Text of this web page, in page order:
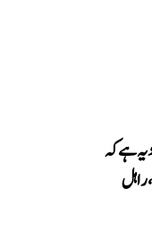
یہ ہے کہ